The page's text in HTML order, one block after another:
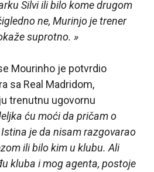
Silvi ili bilo kome drugom
ne, Murinjo je trener
suprotno. »
Mourinho je potvrdio
sa Real Madridom,
trenutnu ugovornu
ću moći da pričam o
je da nisam razgovarao
ili bilo kim u klubu. Ali
kluba i mog agenta, postoje